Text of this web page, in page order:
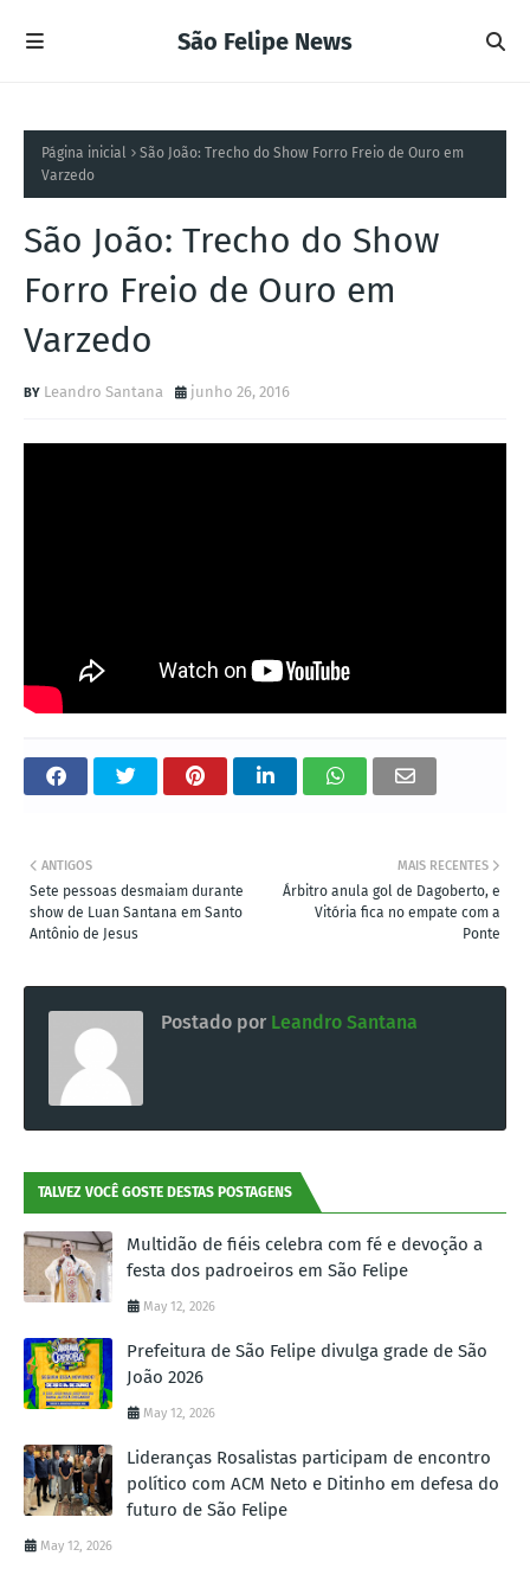
São Felipe News
Página inicial
São João: Trecho do Show Forro Freio de Ouro em
Varzedo
São João: Trecho do Show
Forro Freio de Ouro em
Varzedo
Leandro Santana junho 26, 2016
MAIS RECENTES
Árbitro anula gol de Dagoberto, e
Vitória fica no empate com a
Ponte
ANTIGOS
Sete pessoas desmaiam durante
show de Luan Santana em Santo
Antônio de Jesus
Postado por Leandro Santana
TALVEZ VOCÊ GOSTE DESTAS POSTAGENS
Multidão de fiéis celebra com fé e devoção a
festa dos padroeiros em São Felipe
May 12, 2026
Prefeitura de São Felipe divulga grade de São
João 2026
May 12, 2026
Lideranças Rosalistas participam de encontro
político com ACM Neto e Ditinho em defesa do
futuro de São Felipe
May 12, 2026